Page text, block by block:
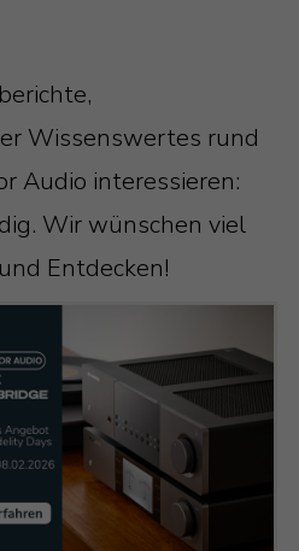
Wissenswertes rund
Audio interessieren:
Wir wünschen viel
Entdecken!